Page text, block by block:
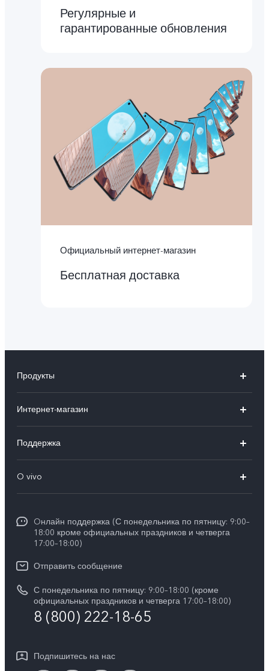
Регулярные и
гарантированные обновления
Официальный интернет-магазин
Бесплатная доставка
Продукты
X300 FE
V70 FE
V70
Y31d
Y11d
Интернет-магазин
V60 5G
V60 Lite
V40 Lite
Y04s
Поддержка
FAQs
Funtouch OS
Сервисные центры
IMEI аутентификация
Запрос стоимости запчастей
Обновление системы
Скачать LUT для Log-восстановления
O vivo
Пресс-центр
Карьера в vivo
Юридическая информация
О нас
Социальная ответственность
Oнлайн поддержка (С понедельника по пятницу: 9:00–
18:00 кроме официальных праздников и четверга
17:00–18:00)
Отправить сообщение
С понедельника по пятницу: 9:00–18:00 (кроме
официальных праздников и четверга 17:00–18:00)
8 (800) 222-18-65
Подпишитесь на нас